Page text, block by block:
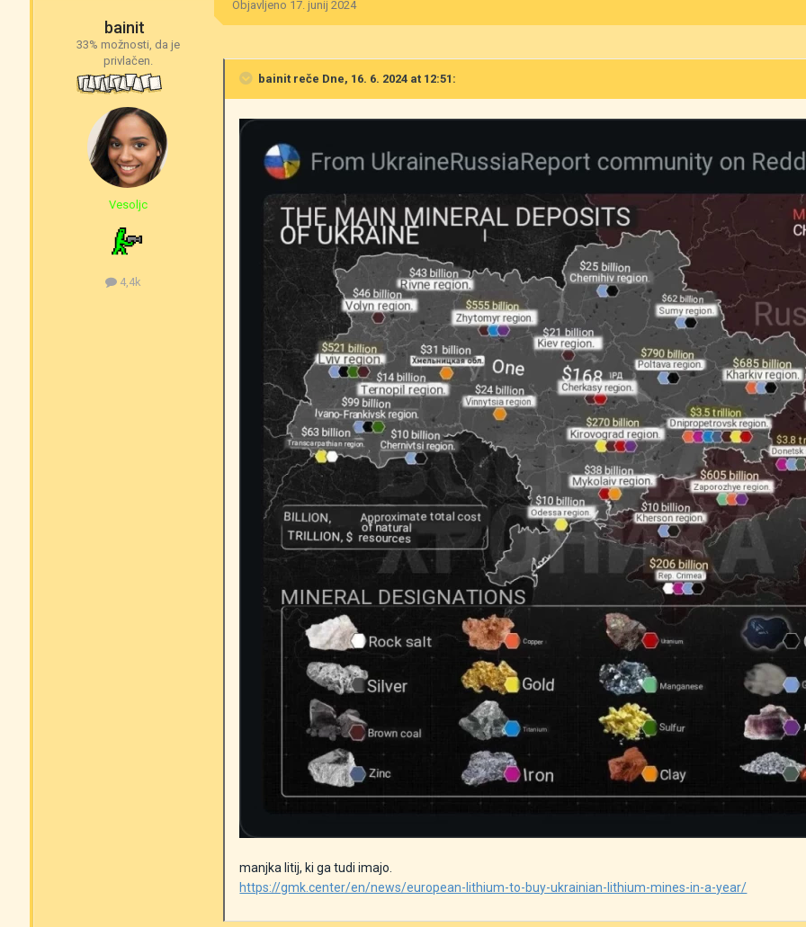
bainit
33% možnosti, da je
privlačen.
Vesoljc
4,4k
Objavljeno 17. junij 2024
bainit reče Dne, 16. 6. 2024 at 12:51:
manjka litij, ki ga tudi imajo.
https://gmk.center/en/news/european-lithium-to-buy-ukrainian-lithium-mines-in-a-year/